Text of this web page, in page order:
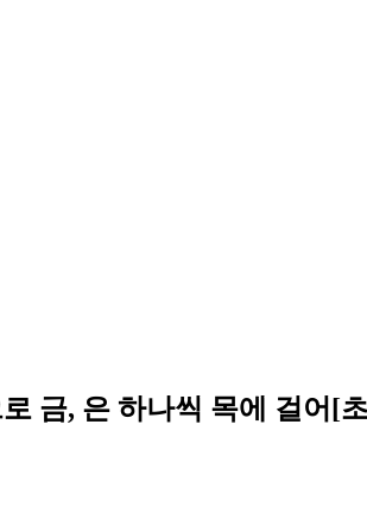
금, 은 하나씩 목에 걸어[